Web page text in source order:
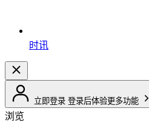
时讯
立即登录 登录后体验更多功能
浏览